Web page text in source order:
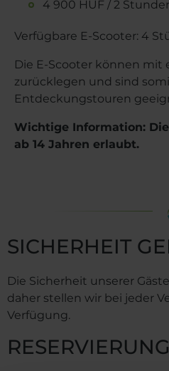
4 900 HUF / 2
Verfügbare E-Scooter: 4
Die E-Scooter können mit
zurücklegen und sind
Entdeckungstouren
Wichtige Information:
ab 14 Jahren erlaubt.
SICHERHEIT
Die Sicherheit unserer
daher stellen wir bei jeder
Verfügung.
RESERVIERUNG